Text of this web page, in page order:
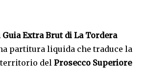
Guia Extra Brut di La Tordera
partitura liquida che traduce la
del Prosecco Superiore